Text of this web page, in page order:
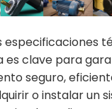
especificaciones
es clave para
seguro,
o instalar un